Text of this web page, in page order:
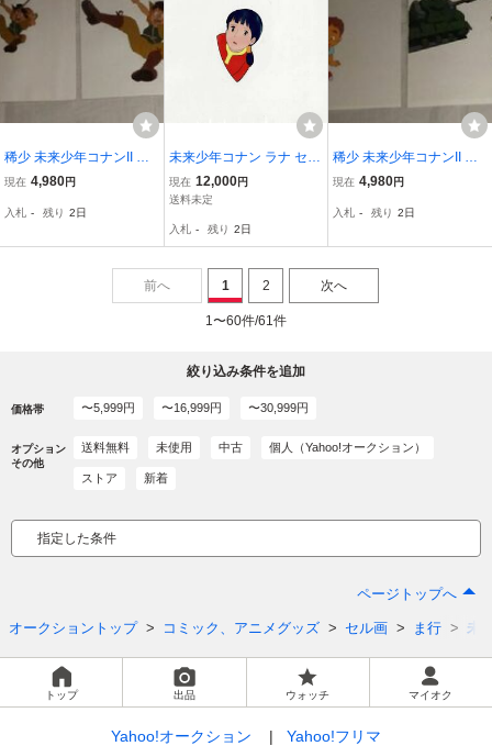
稀少 未来少年コナンII タ
イガアドベンチャー セル
現在 4,980円
入札 - 残り 2日
未来少年コナン ラナ セル
画 宮崎駿 大塚康生 本橋
浩一 日本アニメーション
現在 12,000円
送料未定
入札 - 残り 2日
稀少 未来少年コナンII タ
イガアドベンチャー セル
銃
現在 4,980円
入札 - 残り 2日
前へ 1 2 次へ
1〜60件/61件
絞り込み条件を追加
価格帯 〜5,999円 〜16,999円 〜30,999円
オプション
その他
送料無料 未使用 中古 個人（Yahoo!オークション）
ストア 新着
指定した条件
ページトップへ
オークショントップ コミック、アニメグッズ セル画 ま行 未
トップ 出品 ウォッチ マイオク
Yahoo!オークション Yahoo!フリマ